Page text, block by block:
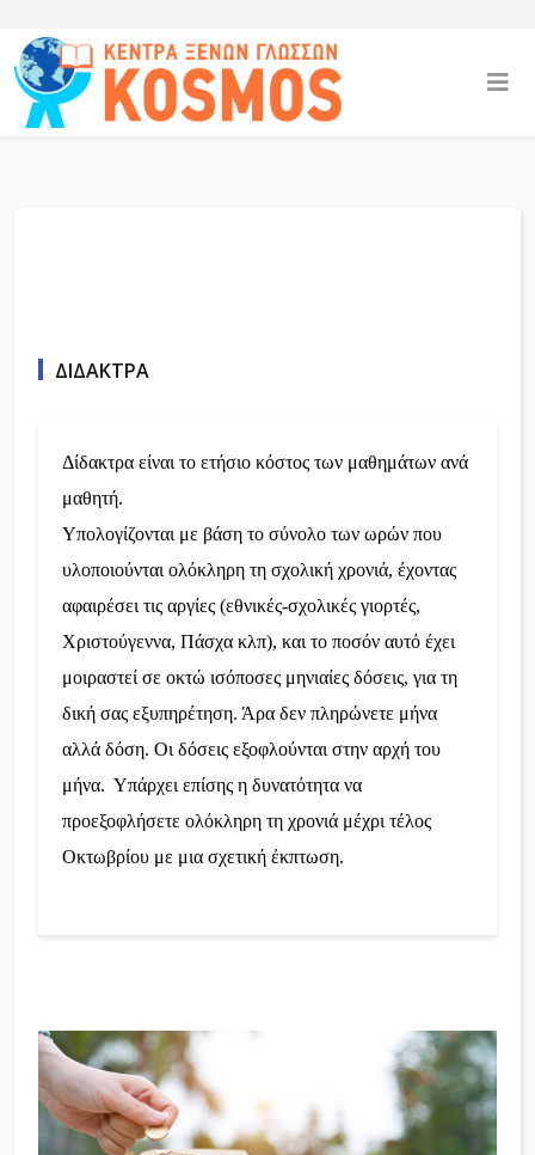
ΔΙΔΑΚΤΡΑ
Δίδακτρα είναι το ετήσιο κόστος των μαθημάτων ανά
μαθητή.
Υπολογίζονται με βάση το σύνολο των ωρών που
υλοποιούνται ολόκληρη τη σχολική χρονιά, έχοντας
αφαιρέσει τις αργίες (εθνικές-σχολικές γιορτές,
Χριστούγεννα, Πάσχα κλπ), και το ποσόν αυτό έχει
μοιραστεί σε οκτώ ισόποσες μηνιαίες δόσεις, για τη
δική σας εξυπηρέτηση. Άρα δεν πληρώνετε μήνα
αλλά δόση. Οι δόσεις εξοφλούνται στην αρχή του
μήνα. Υπάρχει επίσης η δυνατότητα να
προεξοφλήσετε ολόκληρη τη χρονιά μέχρι τέλος
Οκτωβρίου με μια σχετική έκπτωση.